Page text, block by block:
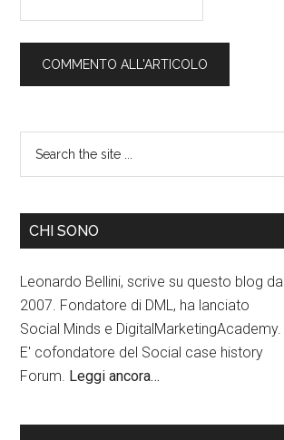
CHI SONO
Leonardo Bellini, scrive su questo blog dal
2007. Fondatore di DML, ha lanciato
Social Minds e DigitalMarketingAcademy.
E' cofondatore del Social case history
Forum. Leggi ancora…